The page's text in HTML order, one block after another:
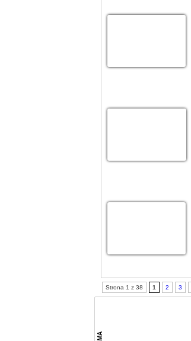
Strona 1 z 38 1 2 3